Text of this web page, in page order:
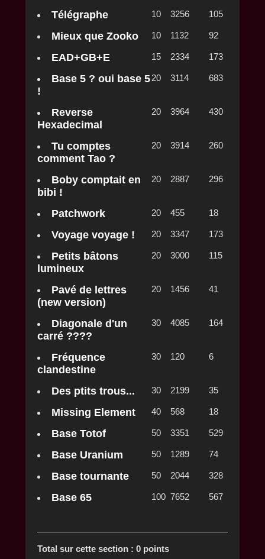
Télégraphe 10 3256 105
Mieux que Zooko 10 1132 92
EAD+GB+E 15 2334 173
Base 5 ? oui base 5
!
20 3114 683
Reverse
Hexadecimal
20 3964 430
Tu comptes
comment Tao ?
20 3914 260
Boby comptait en
bibi !
20 2887 296
Patchwork 20 455 18
Voyage voyage ! 20 3347 173
Petits bâtons
lumineux
20 3000 115
Pavé de lettres
(new version)
20 1456 41
Diagonale d'un
carré ????
30 4085 164
Fréquence
clandestine
30 120 6
Des ptits trous... 30 2199 35
Missing Element 40 568 18
Base Totof 50 3351 529
Base Uranium 50 1289 74
Base tournante 50 2044 328
Base 65 100 7652 567
Total sur cette section : 0 points